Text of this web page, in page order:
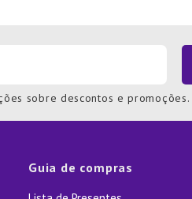
sobre descontos e promoções.
Guia de compras